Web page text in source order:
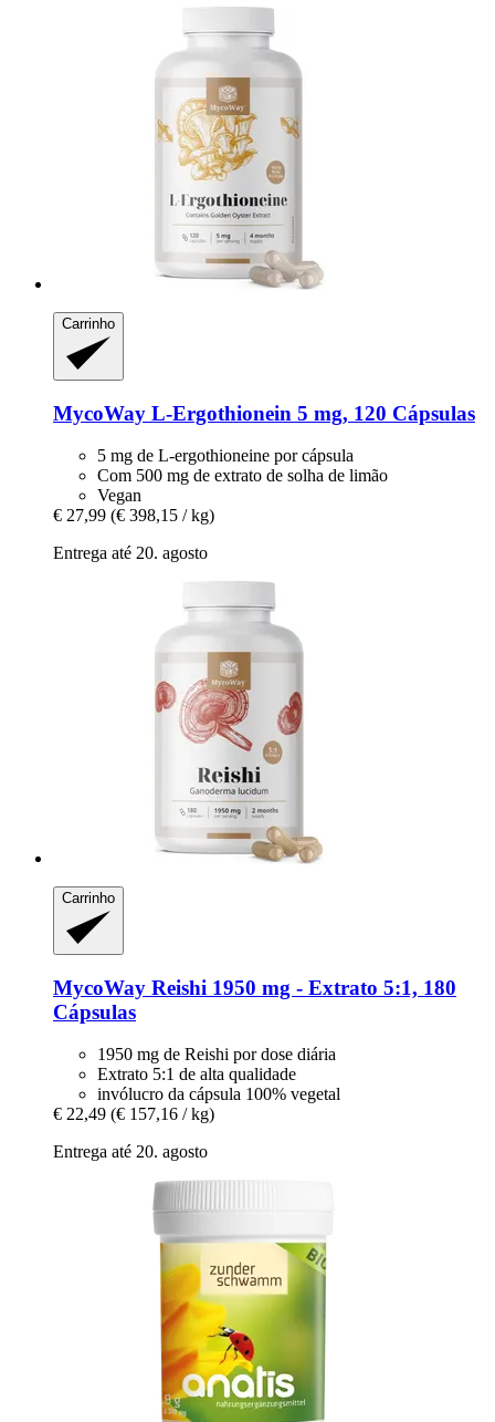
Carrinho
MycoWay L-​Ergothionein 5 mg, 120 Cápsulas
5 mg de L-ergothioneine por cápsula
Com 500 mg de extrato de solha de limão
Vegan
€ 27,99 (€ 398,15 / kg)
Entrega até 20. agosto
Carrinho
MycoWay Reishi 1950 mg -​ Extrato 5:1, 180
Cápsulas
1950 mg de Reishi por dose diária
Extrato 5:1 de alta qualidade
invólucro da cápsula 100% vegetal
€ 22,49 (€ 157,16 / kg)
Entrega até 20. agosto